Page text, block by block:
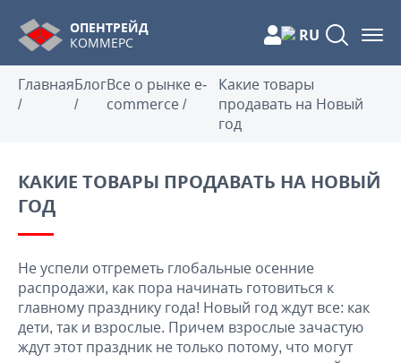
ОПЕНТРЕЙД
КОММЕРС
RU
Главная
/
Блог
/
Все о рынке e-
commerce/
Какие товары
продавать на Новый
год
КАКИЕ ТОВАРЫ ПРОДАВАТЬ НА НОВЫЙ
ГОД
Не успели отгреметь глобальные осенние
распродажи, как пора начинать готовиться к
главному празднику года! Новый год ждут все: как
дети, так и взрослые. Причем взрослые зачастую
ждут этот праздник не только потому, что могут